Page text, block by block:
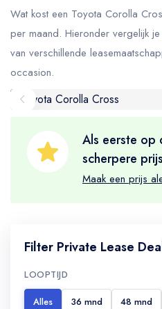
Wat kost een Toyota Corolla
per maand. Hieronder vergelijk
van verschillende
occasion.
Als eerste op
scherpere
Maak een prijs
Filter Private Lease
LOOPTIJD
Alles 36 mnd 48 mnd